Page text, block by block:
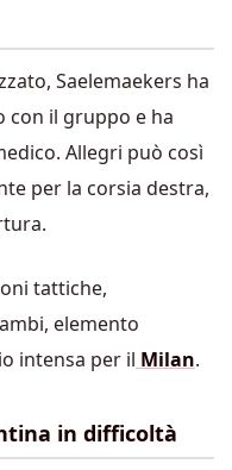
Saelemaekers ha
con il gruppo e ha
Allegri può così
per la corsia destra,
tattiche,
elemento
intensa per il Milan.
in difficoltà